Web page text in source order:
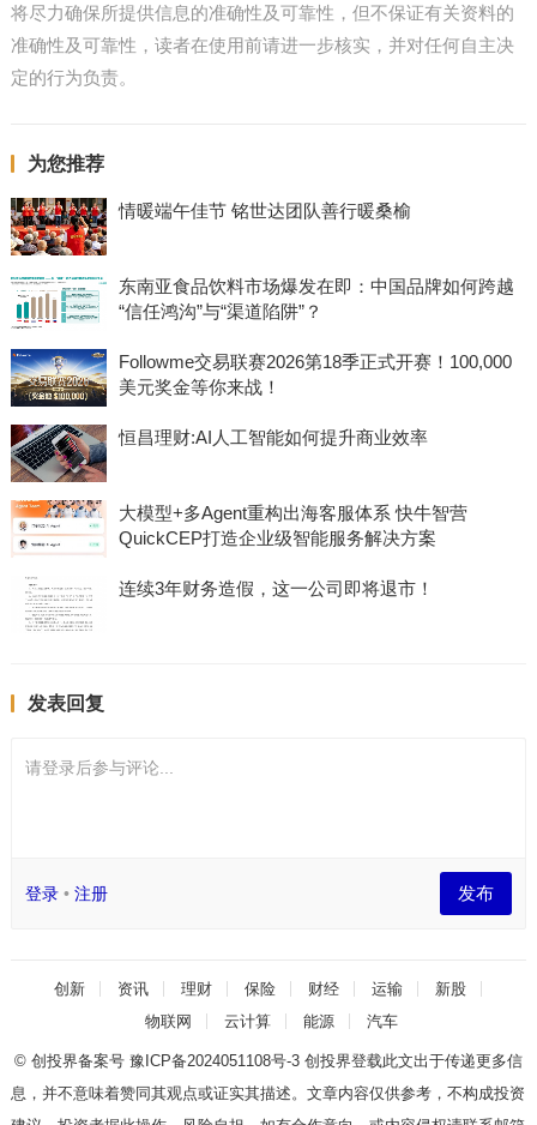
将尽力确保所提供信息的准确性及可靠性，但不保证有关资料的
准确性及可靠性，读者在使用前请进一步核实，并对任何自主决
定的行为负责。
为您推荐
情暖端午佳节 铭世达团队善行暖桑榆
东南亚食品饮料市场爆发在即：中国品牌如何跨越
“信任鸿沟”与“渠道陷阱”？
Followme交易联赛2026第18季正式开赛！100,000
美元奖金等你来战！
恒昌理财:AI人工智能如何提升商业效率
大模型+多Agent重构出海客服体系 快牛智营
QuickCEP打造企业级智能服务解决方案
连续3年财务造假，这一公司即将退市！
发表回复
请登录后参与评论...
登录• 注册 发布
创新 资讯 理财 保险 财经 运输
新股
物联网
云计算 能源 汽车
© 创投界备案号 豫ICP备2024051108号-3 创投界登载此文出于传递更多信
息，并不意味着赞同其观点或证实其描述。文章内容仅供参考，不构成投资